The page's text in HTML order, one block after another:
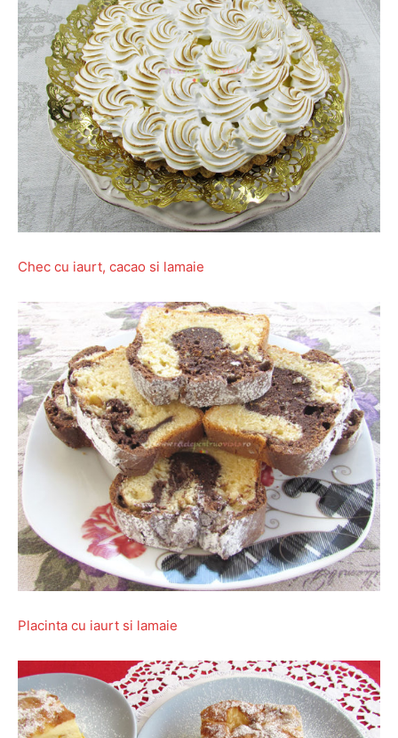
Chec cu iaurt, cacao si lamaie
Placinta cu iaurt si lamaie